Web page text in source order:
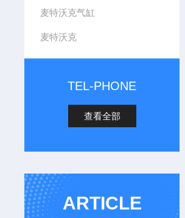
麦特沃克气缸
麦特沃克
TEL-PHONE
查看全部
ARTICLE